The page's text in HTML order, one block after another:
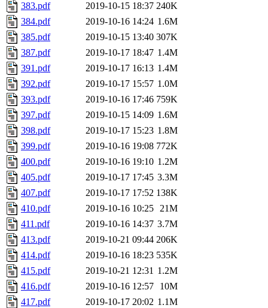
383.pdf
2019-10-15 18:37 240K
384.pdf
2019-10-16 14:24 1.6M
385.pdf
2019-10-15 13:40 307K
387.pdf
2019-10-17 18:47 1.4M
391.pdf
2019-10-17 16:13 1.4M
392.pdf
2019-10-17 15:57 1.0M
393.pdf
2019-10-16 17:46 759K
397.pdf
2019-10-15 14:09 1.6M
398.pdf
2019-10-17 15:23 1.8M
399.pdf
2019-10-16 19:08 772K
400.pdf
2019-10-16 19:10 1.2M
405.pdf
2019-10-17 17:45 3.3M
407.pdf
2019-10-17 17:52 138K
410.pdf
2019-10-16 10:25 21M
411.pdf
2019-10-16 14:37 3.7M
413.pdf
2019-10-21 09:44 206K
414.pdf
2019-10-16 18:23 535K
415.pdf
2019-10-21 12:31 1.2M
416.pdf
2019-10-16 12:57
10M
417.pdf
2019-10-17 20:02 1.1M